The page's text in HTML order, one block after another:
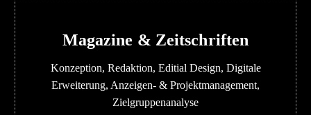
Magazine & Zeitschriften
Konzeption, Redaktion, Editial Design, Digitale
Erweiterung, Anzeigen- & Projektmanagement,
Zielgruppenanalyse